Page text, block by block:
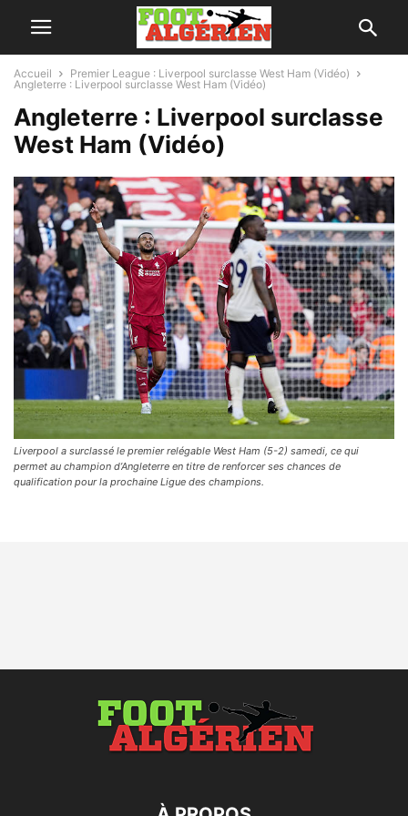
Accueil
Premier League : Liverpool surclasse West Ham (Vidéo)
Angleterre : Liverpool surclasse West Ham (Vidéo)
Angleterre : Liverpool surclasse
West Ham (Vidéo)
Liverpool a surclassé le premier relégable West Ham (5-2) samedi, ce qui
permet au champion d’Angleterre en titre de renforcer ses chances de
qualification pour la prochaine Ligue des champions.